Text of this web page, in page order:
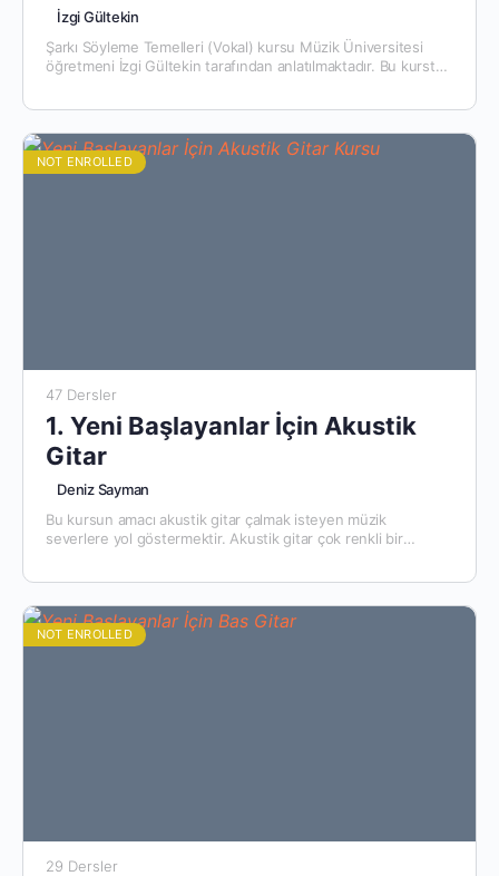
İzgi Gültekin
Şarkı Söyleme Temelleri (Vokal) kursu Müzik Üniversitesi
öğretmeni İzgi Gültekin tarafından anlatılmaktadır. Bu kursta:
NOT ENROLLED
47 Dersler
1. Yeni Başlayanlar İçin Akustik
Gitar
Deniz Sayman
Bu kursun amacı akustik gitar çalmak isteyen müzik
severlere yol göstermektir. Akustik gitar çok renkli bir
NOT ENROLLED
29 Dersler